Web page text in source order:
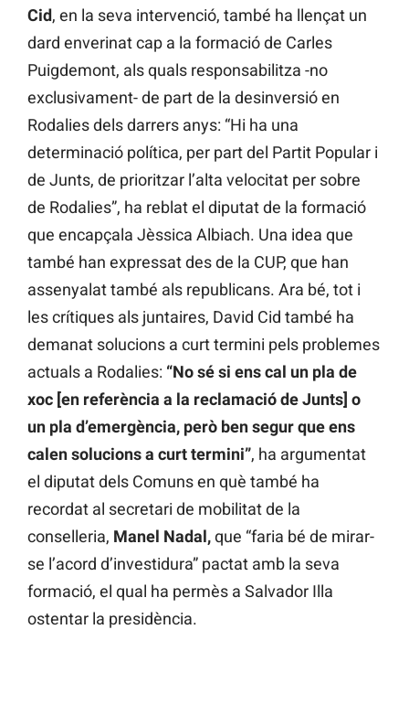
Cid, en la seva intervenció, també ha llençat un
dard enverinat cap a la formació de Carles
Puigdemont, als quals responsabilitza -no
exclusivament- de part de la desinversió en
Rodalies dels darrers anys: “Hi ha una
determinació política, per part del Partit Popular i
de Junts, de prioritzar l’alta velocitat per sobre
de Rodalies”, ha reblat el diputat de la formació
que encapçala Jèssica Albiach. Una idea que
també han expressat des de la CUP, que han
assenyalat també als republicans. Ara bé, tot i
les crítiques als juntaires, David Cid també ha
demanat solucions a curt termini pels problemes
actuals a Rodalies: “No sé si ens cal un pla de
xoc [en referència a la reclamació de Junts] o
un pla d’emergència, però ben segur que ens
calen solucions a curt termini”, ha argumentat
el diputat dels Comuns en què també ha
recordat al secretari de mobilitat de la
conselleria, Manel Nadal,que “faria bé de mirar-
se l’acord d’investidura” pactat amb la seva
formació, el qual ha permès a Salvador Illa
ostentar la presidència.